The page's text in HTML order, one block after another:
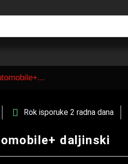
Rok isporuke 2 radna dana
daljinski